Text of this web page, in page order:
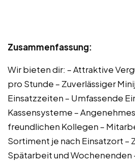
Zusammenfassung:
Wir bieten dir: – Attraktive
pro Stunde – Zuverlässiger
Einsatzzeiten – Umfassende
Kassensysteme –
freundlichen Kollegen –
Sortiment je nach Einsatzort –
Spätarbeit und Wochenenden